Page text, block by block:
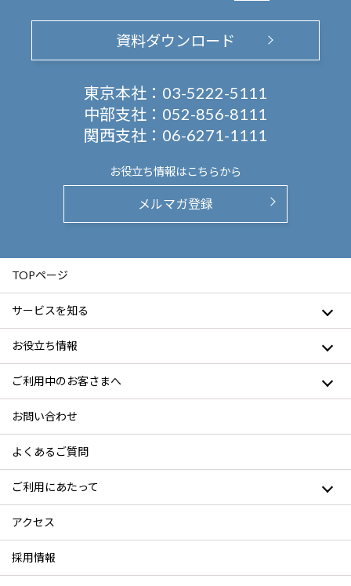
資料ダウンロード
東京本社： 03-5222-5111
中部支社： 052-856-8111
関西支社： 06-6271-1111
お役立ち情報はこちらから
メルマガ登録
TOPページ
サービスを知る
お役立ち情報
ご利用中のお客さまへ
お問い合わせ
よくあるご質問
ご利用にあたって
アクセス
採用情報